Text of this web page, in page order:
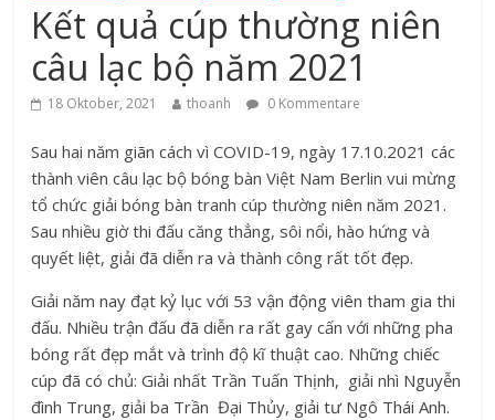
Kết quả cúp thường niên
câu lạc bộ năm 2021
18 Oktober, 2021 thoanh 0 Kommentare
Sau hai năm giãn cách vì COVID-19, ngày 17.10.2021 các
thành viên câu lạc bộ bóng bàn Việt Nam Berlin vui mừng
tổ chức giải bóng bàn tranh cúp thường niên năm 2021.
Sau nhiều giờ thi đấu căng thẳng, sôi nổi, hào hứng và
quyết liệt, giải đã diễn ra và thành công rất tốt đẹp.
Giải năm nay đạt kỷ lục với 53 vận động viên tham gia thi
đấu. Nhiều trận đấu đã diễn ra rất gay cấn với những pha
bóng rất đẹp mắt và trình độ kĩ thuật cao. Những chiếc
cúp đã có chủ: Giải nhất Trần Tuấn Thịnh, giải nhì Nguyễn
đình Trung, giải ba Trần Đại Thủy, giải tư Ngô Thái Anh.